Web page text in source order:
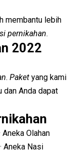
membantu lebih
pernikahan.
2022
. Paket yang kami
dan Anda dapat
Aneka Olahan
Aneka Nasi